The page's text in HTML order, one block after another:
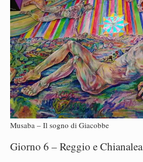
Musaba – Il sogno di Giacobbe
Giorno 6 – Reggio e Chianalea